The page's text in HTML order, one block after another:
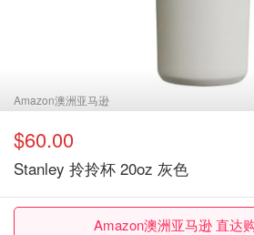
Amazon澳洲亚马逊
$60.00
Stanley 拎拎杯 20oz 灰色
Amazon澳洲亚马逊 直达